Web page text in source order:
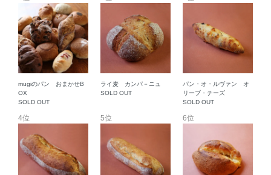
mugiのパン おまかせB
OX
SOLD OUT
ライ麦 カンパ－ニュ
SOLD OUT
パン・オ・ルヴァン オ
リーブ・チーズ
SOLD OUT
4位 5位 6位